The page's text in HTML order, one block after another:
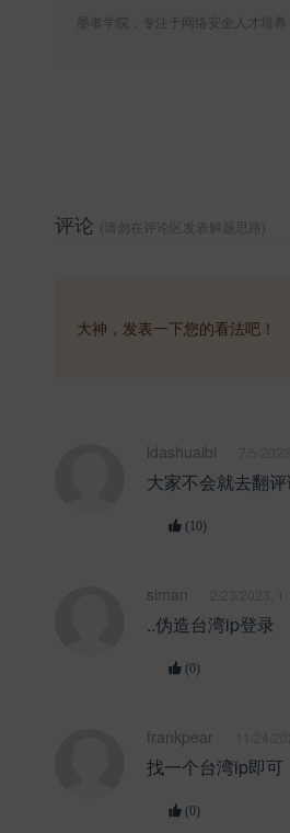
墨者学院，专注于网络安全人才培养！
评论 (请勿在评论区发表解题思路)
大神，发表一下您的看法吧！
ldashuaibi
大家不会就去翻评
(10)
siman
..伪造台湾ip登录
(0)
frankpear
找一个台湾ip即可
(0)